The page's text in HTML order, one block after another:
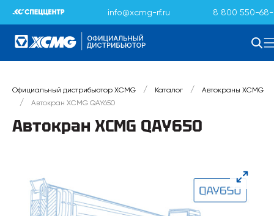
info@xcmg-rf.ru 8 800 550-68-
Официальный дистрибьютор XCMG / Каталог / Автокраны XCMG
/ Автокран XCMG QAY650
Автокран XCMG QAY650